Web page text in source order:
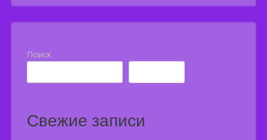
Поиск
Свежие записи